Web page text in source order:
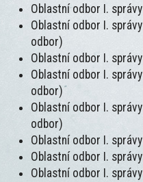
Oblastní odbor I.
Oblastní odbor I.
odbor)
Oblastní odbor I.
Oblastní odbor I.
odbor)
Oblastní odbor I.
odbor)
Oblastní odbor I.
Oblastní odbor I.
Oblastní odbor I.